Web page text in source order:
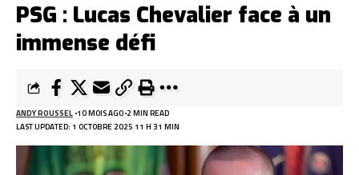
PSG : Lucas Chevalier face à un
immense défi
LAST UPDATED: 1 OCTOBRE 2025 11 H 31 MIN
ANDY ROUSSEL 10 MOIS AGO 2 MIN READ